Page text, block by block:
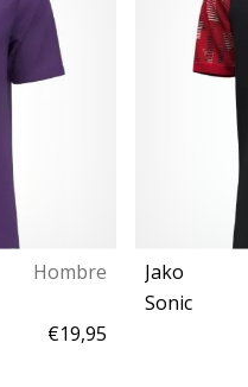
Hombre
€19,95
Jako
Sonic